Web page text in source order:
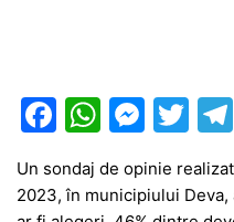
F
c
W
at
M
e
s
T
w
itt
Un sondaj de opinie
2023, în municipiului Deva,